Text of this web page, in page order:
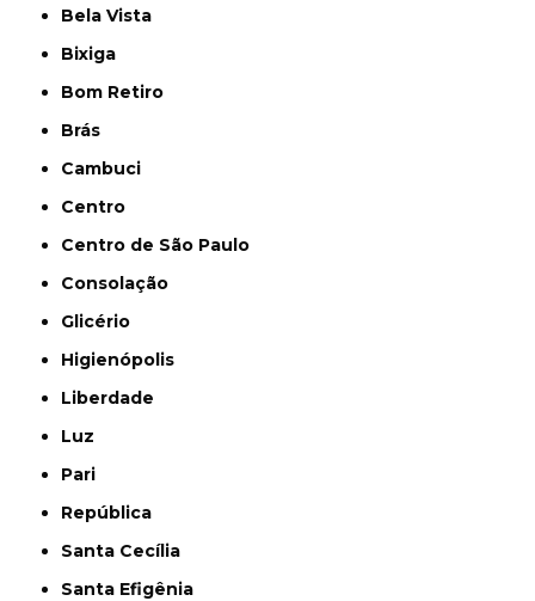
Bela Vista
Bixiga
Bom Retiro
Brás
Cambuci
Centro
Centro de São Paulo
Consolação
Glicério
Higienópolis
Liberdade
Luz
Pari
República
Santa Cecília
Santa Efigênia